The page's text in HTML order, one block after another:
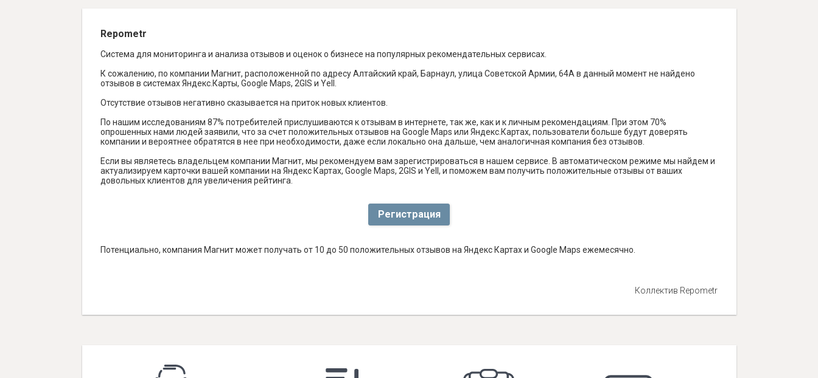
Repometr
Система для мониторинга и анализа отзывов и оценок о бизнесе на популярных рекомендательных сервисах.
К сожалению, по компании Магнит, расположенной по адресу Алтайский край, Барнаул, улица Советской Армии, 64А в данный момент не найдено
отзывов в системах Яндекс.Карты, Google Maps, 2GIS и Yell.
Отсутствие отзывов негативно сказывается на приток новых клиентов.
По нашим исследованиям 87% потребителей прислушиваются к отзывам в интернете, так же, как и к личным рекомендациям. При этом 70%
опрошенных нами людей заявили, что за счет положительных отзывов на Google Maps или Яндекс.Картах, пользователи больше будут доверять
компании и вероятнее обратятся в нее при необходимости, даже если локально она дальше, чем аналогичная компания без отзывов.
Если вы являетесь владельцем компании Магнит, мы рекомендуем вам зарегистрироваться в нашем сервисе. В автоматическом режиме мы найдем и
актуализируем карточки вашей компании на Яндекс Картах, Google Maps, 2GIS и Yell, и поможем вам получить положительные отзывы от ваших
довольных клиентов для увеличения рейтинга.
Регистрация
Потенциально, компания Магнит может получать от 10 до 50 положительных отзывов на Яндекс Картах и Google Maps ежемесячно.
Коллектив Repometr